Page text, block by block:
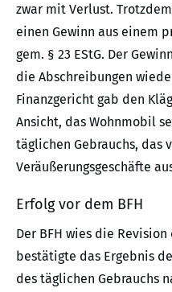
zwar mit Verlust.
einen Gewinn aus einem
gem. § 23 EStG. Der
die Abschreibungen
Finanzgericht gab den
Ansicht, das Wohnmobil
täglichen Gebrauchs, das
Veräußerungsgeschäfte
Erfolg vor dem BFH
Der BFH wies die
bestätigte das Ergebnis
des täglichen Gebrauchs